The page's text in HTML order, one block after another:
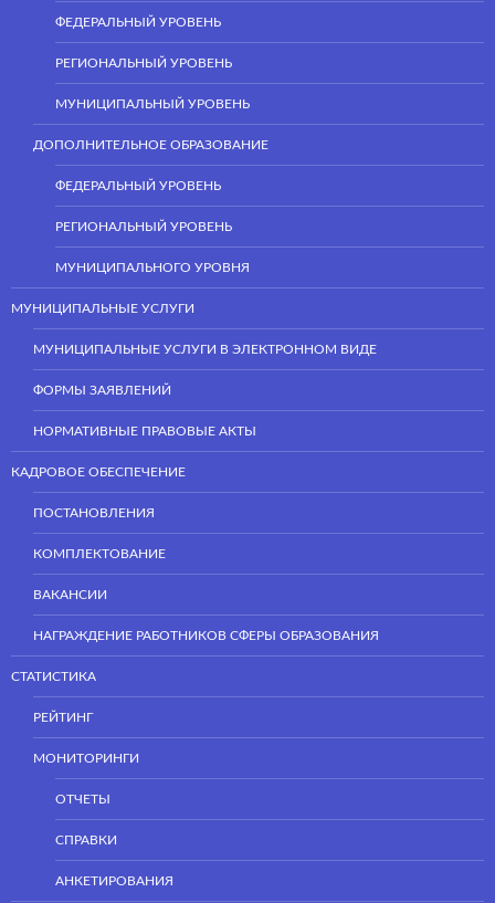
ФЕДЕРАЛЬНЫЙ УРОВЕНЬ
РЕГИОНАЛЬНЫЙ УРОВЕНЬ
МУНИЦИПАЛЬНЫЙ УРОВЕНЬ
ДОПОЛНИТЕЛЬНОЕ ОБРАЗОВАНИЕ
ФЕДЕРАЛЬНЫЙ УРОВЕНЬ
РЕГИОНАЛЬНЫЙ УРОВЕНЬ
МУНИЦИПАЛЬНОГО УРОВНЯ
МУНИЦИПАЛЬНЫЕ УСЛУГИ
МУНИЦИПАЛЬНЫЕ УСЛУГИ В ЭЛЕКТРОННОМ ВИДЕ
ФОРМЫ ЗАЯВЛЕНИЙ
НОРМАТИВНЫЕ ПРАВОВЫЕ АКТЫ
КАДРОВОЕ ОБЕСПЕЧЕНИЕ
ПОСТАНОВЛЕНИЯ
КОМПЛЕКТОВАНИЕ
ВАКАНСИИ
НАГРАЖДЕНИЕ РАБОТНИКОВ СФЕРЫ ОБРАЗОВАНИЯ
СТАТИСТИКА
РЕЙТИНГ
МОНИТОРИНГИ
ОТЧЕТЫ
СПРАВКИ
АНКЕТИРОВАНИЯ